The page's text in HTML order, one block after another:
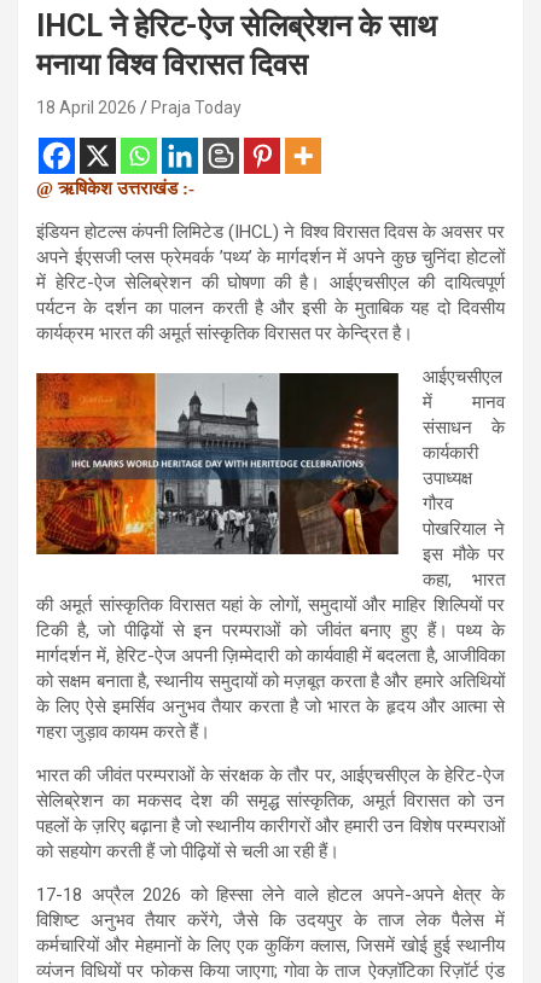
IHCL ने हेरिट-ऐज सेलिब्रेशन के साथ
मनाया विश्व विरासत दिवस
18 April 2026 Praja Today
@ ऋषिकेश उत्तराखंड :-
इंडियन होटल्स कंपनी लिमिटेड (IHCL) ने विश्व विरासत दिवस के अवसर पर
अपने ईएसजी प्लस फ्रेमवर्क ’पथ्य’ के मार्गदर्शन में अपने कुछ चुनिंदा होटलों
में हेरिट-ऐज सेलिब्रेशन की घोषणा की है। आईएचसीएल की दायित्वपूर्ण
पर्यटन के दर्शन का पालन करती है और इसी के मुताबिक यह दो दिवसीय
कार्यक्रम भारत की अमूर्त सांस्कृतिक विरासत पर केन्द्रित है।
आईएचसीएल
में मानव
संसाधन के
कार्यकारी
उपाध्यक्ष
गौरव
पोखरियाल ने
इस मौके पर
कहा, भारत
की अमूर्त सांस्कृतिक विरासत यहां के लोगों, समुदायों और माहिर शिल्पियों पर
टिकी है, जो पीढ़ियों से इन परम्पराओं को जीवंत बनाए हुए हैं। पथ्य के
मार्गदर्शन में, हेरिट-ऐज अपनी ज़िम्मेदारी को कार्यवाही में बदलता है, आजीविका
को सक्षम बनाता है, स्थानीय समुदायों को मज़बूत करता है और हमारे अतिथियों
के लिए ऐसे इमर्सिव अनुभव तैयार करता है जो भारत के हृदय और आत्मा से
गहरा जुड़ाव कायम करते हैं।
भारत की जीवंत परम्पराओं के संरक्षक के तौर पर, आईएचसीएल के हेरिट-ऐज
सेलिब्रेशन का मकसद देश की समृद्ध सांस्कृतिक, अमूर्त विरासत को उन
पहलों के ज़रिए बढ़ाना है जो स्थानीय कारीगरों और हमारी उन विशेष परम्पराओं
को सहयोग करती हैं जो पीढ़ियों से चली आ रही हैं।
17-18 अप्रैल 2026 को हिस्सा लेने वाले होटल अपने-अपने क्षेत्र के
विशिष्ट अनुभव तैयार करेंगे, जैसे कि उदयपुर के ताज लेक पैलेस में
कर्मचारियों और मेहमानों के लिए एक कुकिंग क्लास, जिसमें खोई हुई स्थानीय
व्यंजन विधियों पर फोकस किया जाएगा; गोवा के ताज ऐक्ज़ॉटिका रिज़ॉर्ट एंड